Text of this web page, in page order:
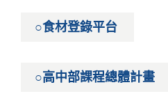
○食材登錄平台
○高中部課程總體計畫